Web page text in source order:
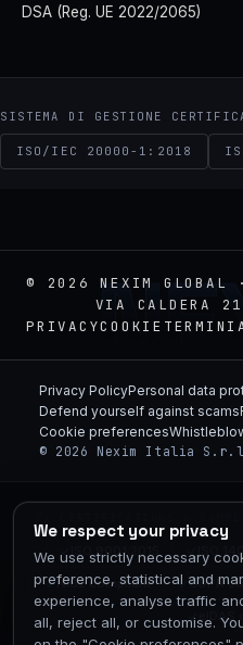
DSA (Reg. UE 2022/2065)
SISTEMA DI GESTIONE
ISO/IEC 20000-1:2018
© 2026 NEXIM
VIA CALDERA
PRIVACYCOOKIE TERMINI
We respect your privacy
We use strictly necessary
preference, statistical and
experience, analyse traffic
all, reject all, or customise.
Privacy PolicyPersonal data
Defend yourself against scams
Cookie preferences
© 2026 Nexim Italia S.r.l.
ISO 9001:2015 ISO
NIS2 compliant GDPR
eIDAS